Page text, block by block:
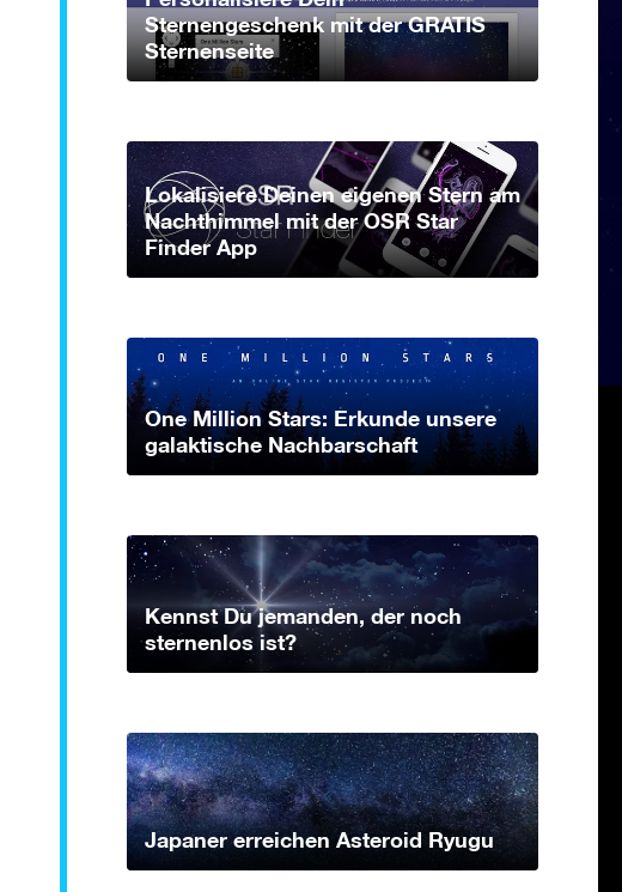
Sternengeschenk mit der GRATIS
Sternenseite
Lokalisiere Deinen eigenen Stern am
Nachthimmel mit der OSR Star
Finder App
One Million Stars: Erkunde unsere
galaktische Nachbarschaft
Kennst Du jemanden, der noch
sternenlos ist?
Japaner erreichen Asteroid Ryugu